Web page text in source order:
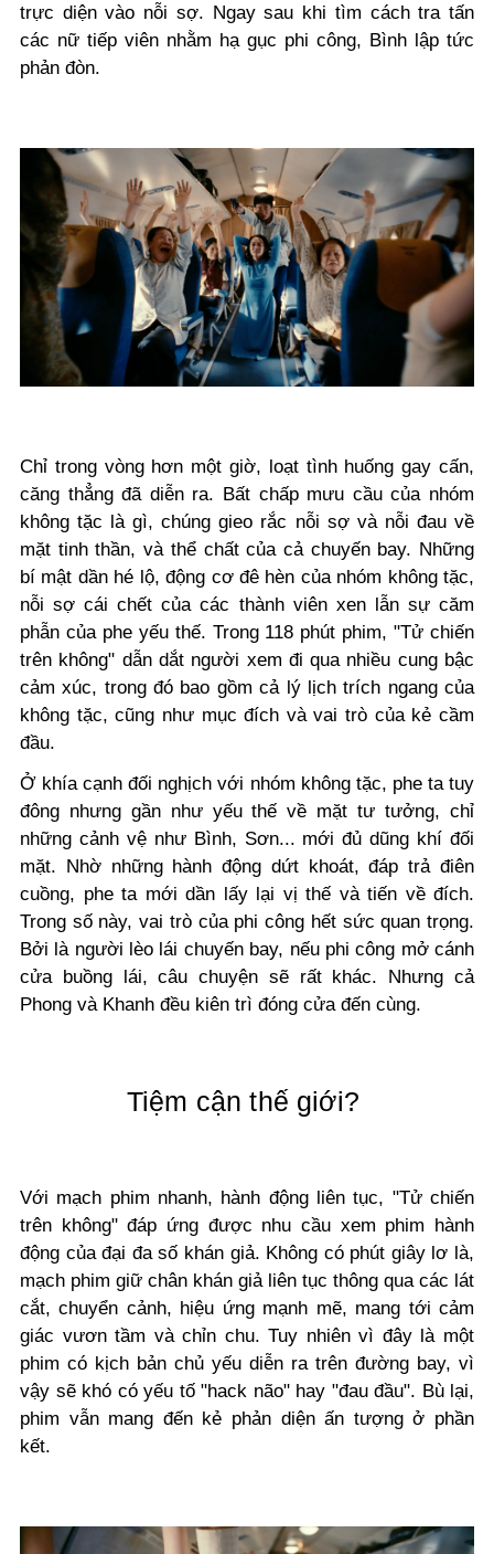
trực diện vào nỗi sợ. Ngay sau khi tìm cách tra tấn
các nữ tiếp viên nhằm hạ gục phi công, Bình lập tức
phản đòn.
Chỉ trong vòng hơn một giờ, loạt tình huống gay cấn,
căng thẳng đã diễn ra. Bất chấp mưu cầu của nhóm
không tặc là gì, chúng gieo rắc nỗi sợ và nỗi đau về
mặt tinh thần, và thể chất của cả chuyến bay. Những
bí mật dần hé lộ, động cơ đê hèn của nhóm không tặc,
nỗi sợ cái chết của các thành viên xen lẫn sự căm
phẫn của phe yếu thế. Trong 118 phút phim, "Tử chiến
trên không" dẫn dắt người xem đi qua nhiều cung bậc
cảm xúc, trong đó bao gồm cả lý lịch trích ngang của
không tặc, cũng như mục đích và vai trò của kẻ cầm
đầu.
Ở khía cạnh đối nghịch với nhóm không tặc, phe ta tuy
đông nhưng gần như yếu thế về mặt tư tưởng, chỉ
những cảnh vệ như Bình, Sơn... mới đủ dũng khí đối
mặt. Nhờ những hành động dứt khoát, đáp trả điên
cuồng, phe ta mới dần lấy lại vị thế và tiến về đích.
Trong số này, vai trò của phi công hết sức quan trọng.
Bởi là người lèo lái chuyến bay, nếu phi công mở cánh
cửa buồng lái, câu chuyện sẽ rất khác. Nhưng cả
Phong và Khanh đều kiên trì đóng cửa đến cùng.
Tiệm cận thế giới?
Với mạch phim nhanh, hành động liên tục, "Tử chiến
trên không" đáp ứng được nhu cầu xem phim hành
động của đại đa số khán giả. Không có phút giây lơ là,
mạch phim giữ chân khán giả liên tục thông qua các lát
cắt, chuyển cảnh, hiệu ứng mạnh mẽ, mang tới cảm
giác vươn tầm và chỉn chu. Tuy nhiên vì đây là một
phim có kịch bản chủ yếu diễn ra trên đường bay, vì
vậy sẽ khó có yếu tố "hack não" hay "đau đầu". Bù lại,
phim vẫn mang đến kẻ phản diện ấn tượng ở phần
kết.